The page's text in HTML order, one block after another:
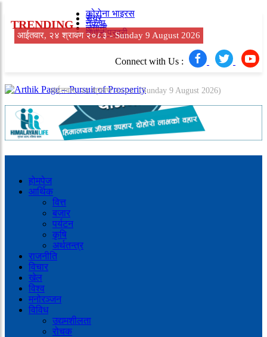
TRENDING
कोरोना भाइरस
सेयर
नेकपा
लगानी
नेपाल प्रहरी
Connect with Us :
आईतवार, २४ श्रावण २०८३ (Sunday 9 August 2026)
आईतवार, २४ श्रावण २०८३ -Sunday 9 August 2026
होमपेज
आर्थिक
वित्त
बजार
पर्यटन
कृषि
अर्थतन्त्र
राजनीति
विचार
खेल
विश्व
मनोरञ्जन
विविध
उद्यमशीलता
रोचक